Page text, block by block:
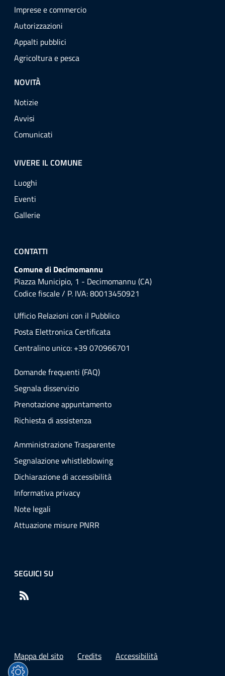
Imprese e commercio
Autorizzazioni
Appalti pubblici
Agricoltura e pesca
NOVITÀ
Notizie
Avvisi
Comunicati
VIVERE IL COMUNE
Luoghi
Eventi
Gallerie
CONTATTI
Comune di Decimomannu
Piazza Municipio, 1 - Decimomannu (CA)
Codice fiscale / P. IVA: 80013450921
Ufficio Relazioni con il Pubblico
Posta Elettronica Certificata
Centralino unico: +39 070966701
Domande frequenti (FAQ)
Segnala disservizio
Prenotazione appuntamento
Richiesta di assistenza
Amministrazione Trasparente
Segnalazione whistleblowing
Dichiarazione di accessibilità
Informativa privacy
Note legali
Attuazione misure PNRR
SEGUICI SU
Mappa del sito Credits Accessibilità